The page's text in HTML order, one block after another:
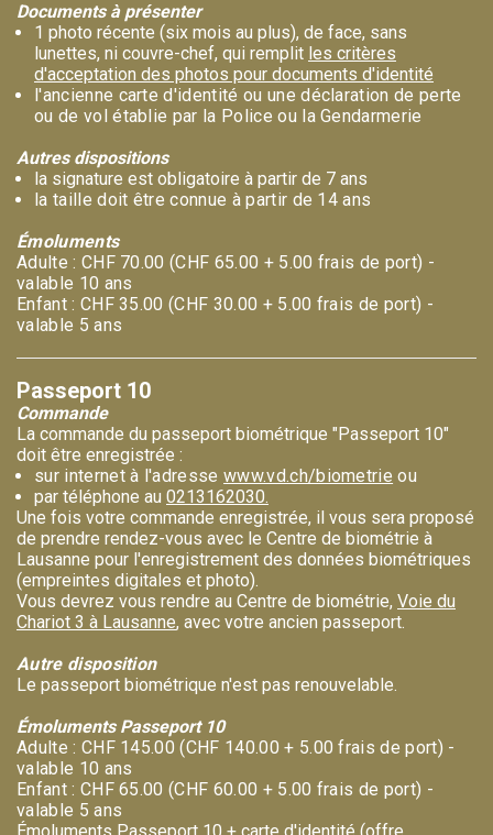
Documents à présenter
1 photo récente (six mois au plus), de face, sans
lunettes, ni couvre-chef, qui remplit les critères
d'acceptation des photos pour documents d'identité
l'ancienne carte d'identité ou une déclaration de perte
ou de vol établie par la Police ou la Gendarmerie
Autres dispositions
la signature est obligatoire à partir de 7 ans
la taille doit être connue à partir de 14 ans
Émoluments
Adulte : CHF 70.00 (CHF 65.00 + 5.00 frais de port) -
valable 10 ans
Enfant : CHF 35.00 (CHF 30.00 + 5.00 frais de port) -
valable 5 ans
Passeport 10
Commande
La commande du passeport biométrique "Passeport 10"
doit être enregistrée :
sur internet à l'adressewww.vd.ch/biometrie ou
par téléphone au 0213162030.
Une fois votre commande enregistrée, il vous sera proposé
de prendre rendez-vous avec le Centre de biométrie à
Lausanne pour l'enregistrement des données biométriques
(empreintes digitales et photo).
Vous devrez vous rendre au Centre de biométrie, Voie du
Chariot 3 à Lausanne, avec votre ancien passeport.
Autre disposition
Le passeport biométrique n'est pas renouvelable.
Émoluments Passeport 10
Adulte : CHF 145.00 (CHF 140.00 + 5.00 frais de port) -
valable 10 ans
Enfant : CHF 65.00 (CHF 60.00 + 5.00 frais de port) -
valable 5 ans